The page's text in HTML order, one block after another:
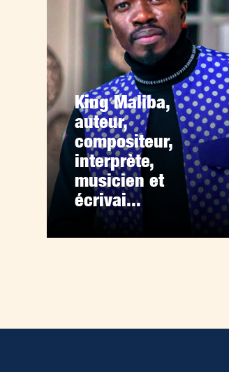
King Maliba,
auteur,
compositeur,
interprète,
musicien et
écrivai...